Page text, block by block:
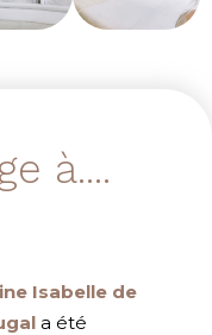
à....
Isabelle de
a été